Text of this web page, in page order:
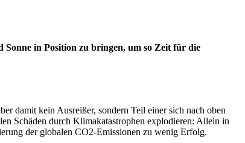
in Position zu bringen, um so Zeit für die
damit kein Ausreißer, sondern Teil einer sich nach oben
Schäden durch Klimakatastrophen explodieren: Allein in
der globalen CO2-Emissionen zu wenig Erfolg.